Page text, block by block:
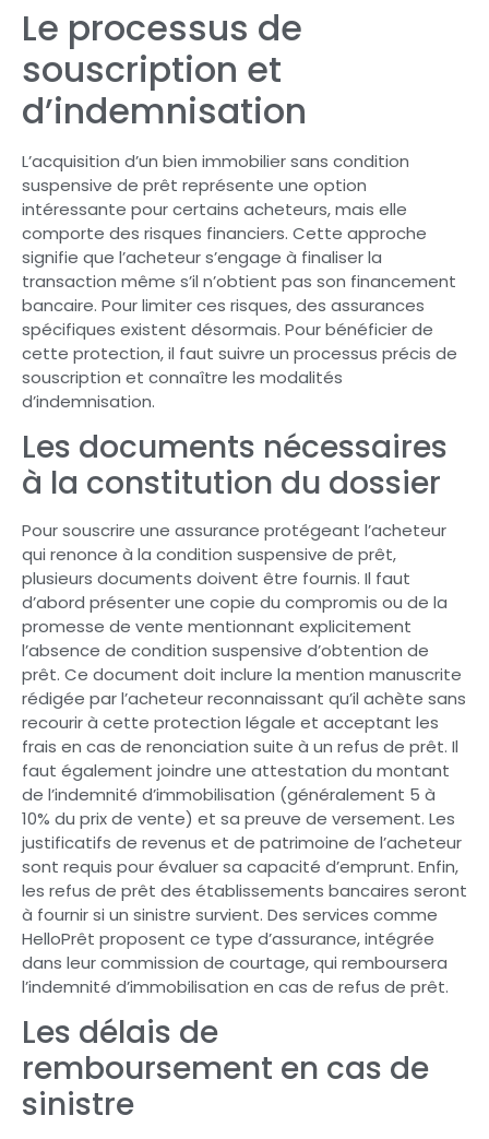
Le processus de
souscription et
d’indemnisation
L’acquisition d’un bien immobilier sans condition
suspensive de prêt représente une option
intéressante pour certains acheteurs, mais elle
comporte des risques financiers. Cette approche
signifie que l’acheteur s’engage à finaliser la
transaction même s’il n’obtient pas son financement
bancaire. Pour limiter ces risques, des assurances
spécifiques existent désormais. Pour bénéficier de
cette protection, il faut suivre un processus précis de
souscription et connaître les modalités
d’indemnisation.
Les documents nécessaires
à la constitution du dossier
Pour souscrire une assurance protégeant l’acheteur
qui renonce à la condition suspensive de prêt,
plusieurs documents doivent être fournis. Il faut
d’abord présenter une copie du compromis ou de la
promesse de vente mentionnant explicitement
l’absence de condition suspensive d’obtention de
prêt. Ce document doit inclure la mention manuscrite
rédigée par l’acheteur reconnaissant qu’il achète sans
recourir à cette protection légale et acceptant les
frais en cas de renonciation suite à un refus de prêt. Il
faut également joindre une attestation du montant
de l’indemnité d’immobilisation (généralement 5 à
10% du prix de vente) et sa preuve de versement. Les
justificatifs de revenus et de patrimoine de l’acheteur
sont requis pour évaluer sa capacité d’emprunt. Enfin,
les refus de prêt des établissements bancaires seront
à fournir si un sinistre survient. Des services comme
HelloPrêt proposent ce type d’assurance, intégrée
dans leur commission de courtage, qui remboursera
l’indemnité d’immobilisation en cas de refus de prêt.
Les délais de
remboursement en cas de
sinistre